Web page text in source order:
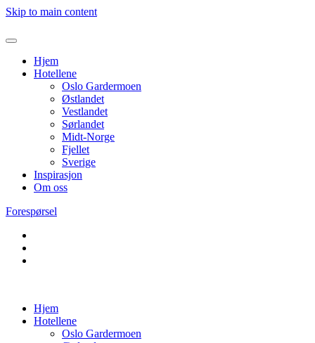
Skip to main content
Hjem
Hotellene
Oslo Gardermoen
Østlandet
Vestlandet
Sørlandet
Midt-Norge
Fjellet
Sverige
Inspirasjon
Om oss
Forespørsel
Hjem
Hotellene
Oslo Gardermoen